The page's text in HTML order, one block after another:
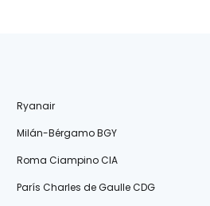
Ryanair
Milán-Bérgamo BGY
Roma Ciampino CIA
París Charles de Gaulle CDG